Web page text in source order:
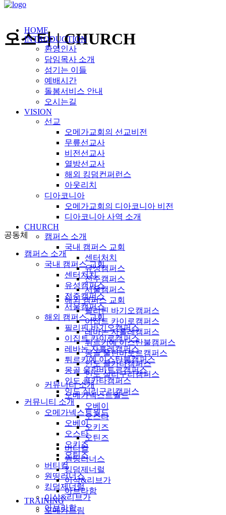
HOME
INTRODUCTION
환영인사
담임목사 소개
섬기는 이들
예배시간
돌봄서비스 안내
오시는길
VISION
선교
오메가교회의 선교비전
무릎선교사
비전선교사
열방선교사
해외 킹덤컨퍼런스
아웃리치
디아코니아
오메가교회의 디아코니아 비전
디아코니아 사역 소개
CHURCH
캠퍼스 소개
국내 캠퍼스 교회
센터처치
유성캠퍼스
전주캠퍼스
서울캠퍼스
해외 캠퍼스 교회
필리핀 바기오캠퍼스
이집트 카이로캠퍼스
레바논 자흘레캠퍼스
튀르키예 이스탄불캠퍼스
몽골 울란바토르캠퍼스
인도 콜카타캠퍼스
인도 실리구리캠퍼스
커뮤니티 소개
오메가넥스트월드
오베이
오스타
오키즈
오틴즈
버티컬
원띵러너스
킹덤제너럴
이삭&리브가
아브라함
TRAINING
오메가드림
오스타 | CHURCH
공동체
캠퍼스 소개
국내 캠퍼스 교회
센터처치
유성캠퍼스
전주캠퍼스
서울캠퍼스
해외 캠퍼스 교회
필리핀 바기오캠퍼스
이집트 카이로캠퍼스
레바논 자흘레캠퍼스
튀르키예 이스탄불캠퍼스
몽골 울란바토르캠퍼스
인도 콜카타캠퍼스
인도 실리구리캠퍼스
커뮤니티 소개
오메가넥스트월드
오베이
오스타
오키즈
오틴즈
버티컬
원띵러너스
킹덤제너럴
이삭&리브가
아브라함